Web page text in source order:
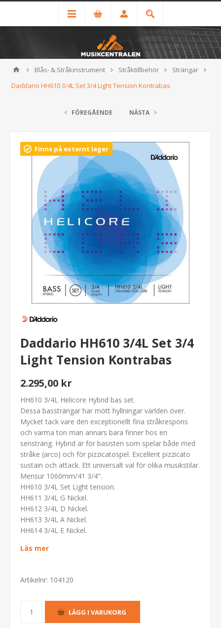
Blås- & Stråkinstrument Stråktillbehör
Strängar
Daddario HH610 3/4L Set 3/4 Light Tension Kontrabas
FÖREGÅENDE NÄSTA
Finns på externt lager
Daddario HH610 3/4L Set 3/4
Light Tension Kontrabas
2.295,00 kr
HH610 3/4L Helicore Hybrid bas set.
Dessa bassträngar har mött hyllningar världen över.
Mycket tack vare den exceptionellt fina stråkrespons
och varma ton man annars bara finner hos en
sensträng. Hybrid är för basisten som spelar både med
stråke (arco) och för pizzicatospel. Excellent pizzicato
sustain och attack. Ett universalt val för olika musikstilar.
Mensur 1060mm/41 3/4".
HH610 3/4L Set Light tension.
HH611 3/4L G Nickel.
HH612 3/4L D Nickel.
HH613 3/4L A Nickel.
HH614 3/4L E Nickel.
Läs mer
Artikelnr: 104120